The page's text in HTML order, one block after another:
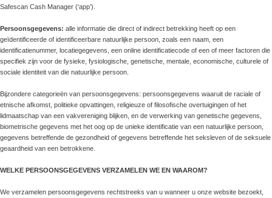
Safescan Cash Manager (‘app’).
Persoonsgegevens: alle informatie die direct of indirect betrekking heeft op een
geïdentificeerde of identificeerbare natuurlijke persoon, zoals een naam, een
identificatienummer, locatiegegevens, een online identificatiecode of een of meer factoren die
specifiek zijn voor de fysieke, fysiologische, genetische, mentale, economische, culturele of
sociale identiteit van die natuurlijke persoon.
Bijzondere categorieën van persoonsgegevens: persoonsgegevens waaruit de raciale of
etnische afkomst, politieke opvattingen, religieuze of filosofische overtuigingen of het
lidmaatschap van een vakvereniging blijken, en de verwerking van genetische gegevens,
biometrische gegevens met het oog op de unieke identificatie van een natuurlijke persoon,
gegevens betreffende de gezondheid of gegevens betreffende het seksleven of de seksuele
geaardheid van een betrokkene.
WELKE PERSOONSGEGEVENS VERZAMELEN WE EN WAAROM?
We verzamelen persoonsgegevens rechtstreeks van u wanneer u onze website bezoekt,